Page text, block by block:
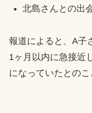
北島さんとの出
報道によると、A子
1ヶ月以内に急接近
になっていたとのこ